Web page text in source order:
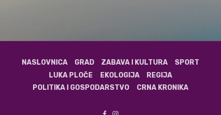
NASLOVNICA GRAD ZABAVA I KULTURA
SPORT
LUKA PLOČE
EKOLOGIJA
REGIJA
POLITIKA I GOSPODARSTVO
CRNA KRONIKA